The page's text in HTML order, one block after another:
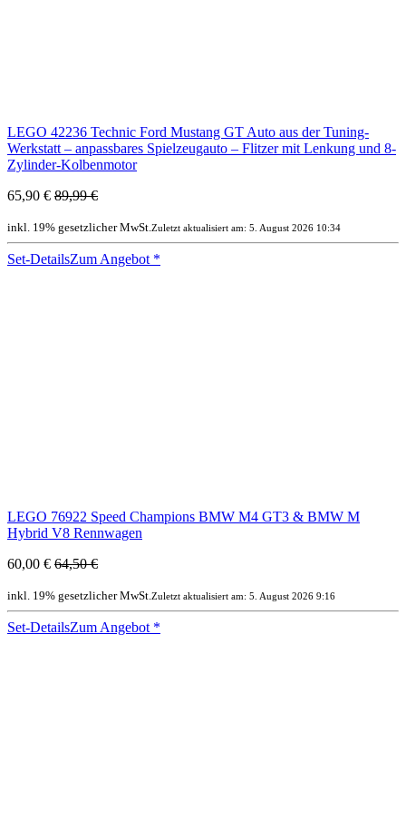
LEGO 42236 Technic Ford Mustang GT Auto aus der Tuning-
Werkstatt – anpassbares Spielzeugauto – Flitzer mit Lenkung und 8-
Zylinder-Kolbenmotor
65,90 € 89,99 €
inkl. 19% gesetzlicher MwSt. Zuletzt aktualisiert am: 5. August 2026 10:34
Set-DetailsZum Angebot *
LEGO 76922 Speed Champions BMW M4 GT3 & BMW M
Hybrid V8 Rennwagen
60,00 € 64,50 €
inkl. 19% gesetzlicher MwSt. Zuletzt aktualisiert am: 5. August 2026 9:16
Set-DetailsZum Angebot *